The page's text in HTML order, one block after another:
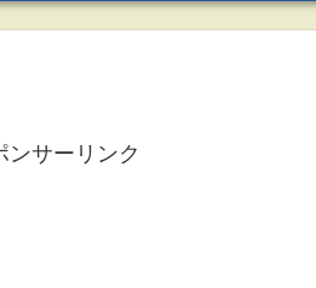
ンサーリンク